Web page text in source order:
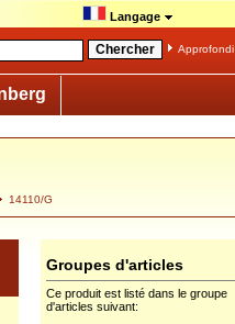
Langage
Approfondi
14110/G
Groupes d'articles
Ce produit est listé dans le groupe
d'articles suivant: